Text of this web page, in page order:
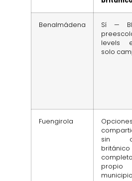
Benalmádena
Sí —
levels
solo
Fuengirola
Opciones
sin
británico
propio
municipio